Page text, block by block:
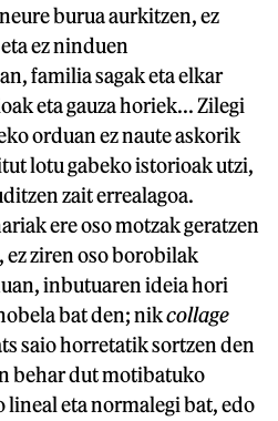
burua aurkitzen, ez
ez ninduen
familia sagak eta elkar
eta gauza horiek... Zilegi
orduan ez naute askorik
lotu gabeko istorioak utzi,
zait errealagoa.
ere oso motzak geratzen
ez ziren oso borobilak
inbutuaren ideia hori
bat den; nikcollage
saio horretatik sortzen den
behar dut motibatuko
lineal eta normalegi bat, edo